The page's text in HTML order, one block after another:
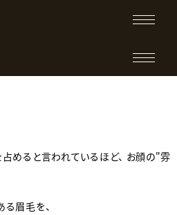
めると言われているほど、 お顔の"雰
眉毛を、